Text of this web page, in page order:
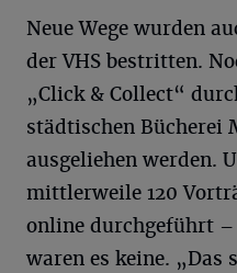
Neue Wege wurden
der VHS bestritten.
„Click & Collect“
städtischen Bücherei
ausgeliehen werden.
mittlerweile 120
online durchgeführt –
waren es keine.